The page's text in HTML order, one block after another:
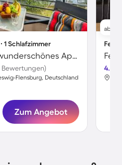
1 Schlafzimmer
Kinderfreundliches wunderschönes Apartment mit Terrasse | Meerblick | Strand in der Nähe
Bewertungen)
Flensburg, Deutschland
Zum Angebot
ab
4.4